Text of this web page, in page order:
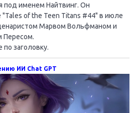
под именем Найтвинг. Он
of the Teen Titans #44" в июле
Марвом Вольфманом и
по заголовку.
ИИ Chat GPT